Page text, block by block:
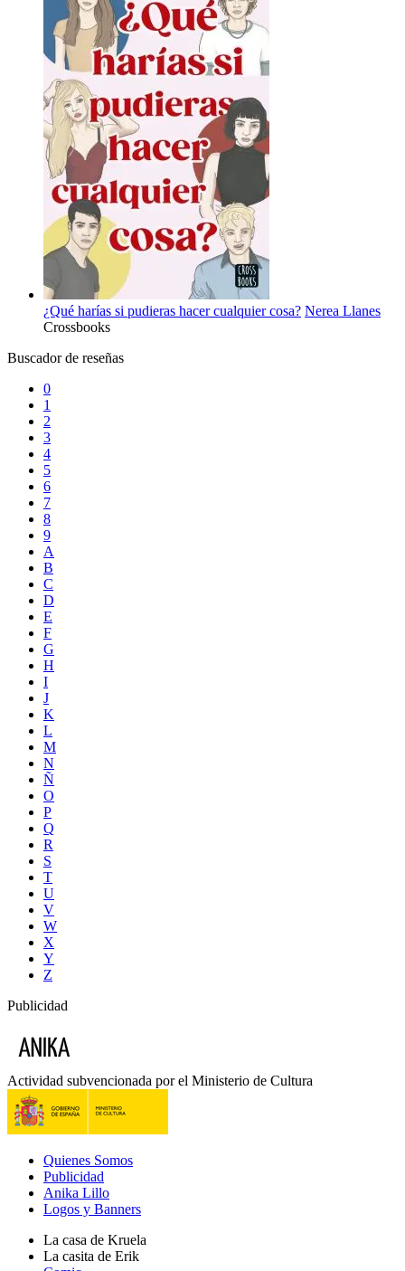
¿Qué harías si pudieras hacer cualquier cosa? Nerea Llanes
Crossbooks
Buscador de reseñas
0
1
2
3
4
5
6
7
8
9
A
B
C
D
E
F
G
H
I
J
K
L
M
N
Ñ
O
P
Q
R
S
T
U
V
W
X
Y
Z
Publicidad
Actividad subvencionada por el Ministerio de Cultura
Quienes Somos
Publicidad
Anika Lillo
Logos y Banners
La casa de Kruela
La casita de Erik